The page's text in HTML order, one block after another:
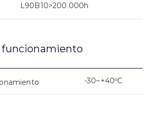
L90B10>200.000h
funcionamiento
-30~+40ºC